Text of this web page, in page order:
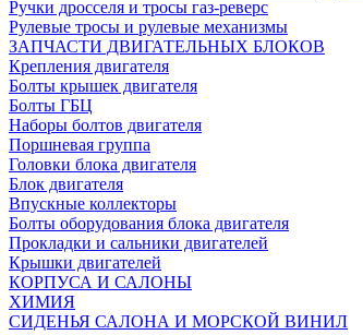
Ручки дросселя и тросы газ-реверс
Рулевые тросы и рулевые механизмы
ЗАПЧАСТИ ДВИГАТЕЛЬНЫХ БЛОКОВ
Крепления двигателя
Болты крышек двигателя
Болты ГБЦ
Наборы болтов двигателя
Поршневая группа
Головки блока двигателя
Блок двигателя
Впускные коллекторы
Болты оборудования блока двигателя
Прокладки и сальники двигателей
Крышки двигателей
КОРПУСА И САЛОНЫ
ХИМИЯ
СИДЕНЬЯ САЛОНА И МОРСКОЙ ВИНИЛ